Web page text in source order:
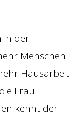
in der
Menschen
Hausarbeit
Frau
kennt der